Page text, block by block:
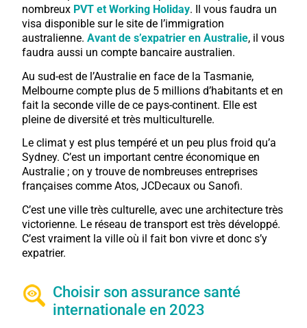
nombreux PVT et Working Holiday. Il vous faudra un
visa disponible sur le site de l’immigration
australienne.Avant de s’expatrier en Australie, il vous
faudra aussi un compte bancaire australien.
Au sud-est de l’Australie en face de la Tasmanie,
Melbourne compte plus de 5 millions d’habitants et en
fait la seconde ville de ce pays-continent. Elle est
pleine de diversité et très multiculturelle.
Le climat y est plus tempéré et un peu plus froid qu’a
Sydney. C’est un important centre économique en
Australie ; on y trouve de nombreuses entreprises
françaises comme Atos, JCDecaux ou Sanofi.
C’est une ville très culturelle, avec une architecture très
victorienne. Le réseau de transport est très développé.
C’est vraiment la ville où il fait bon vivre et donc s’y
expatrier.
Choisir son assurance santé
internationale en 2023